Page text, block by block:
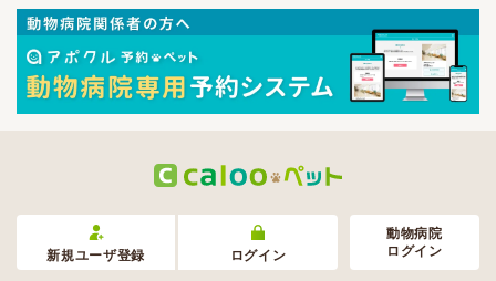
新規ユーザ登録 ログイン
動物病院
ログイン